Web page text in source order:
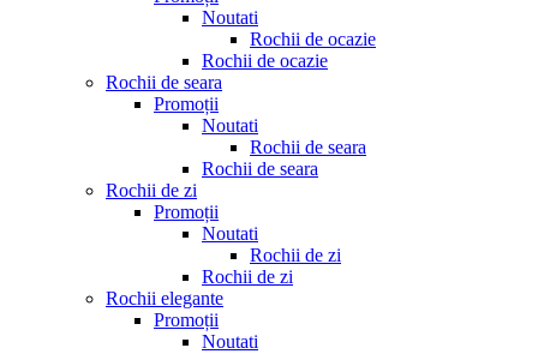
Noutati
Rochii de ocazie
Rochii de ocazie
Rochii de seara
Promoții
Noutati
Rochii de seara
Rochii de seara
Rochii de zi
Promoții
Noutati
Rochii de zi
Rochii de zi
Rochii elegante
Promoții
Noutati